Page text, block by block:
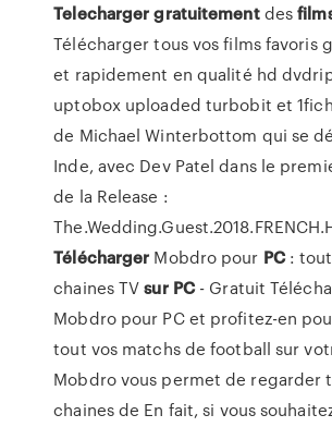
Telecharger gratuitementdes
Télécharger tous vos films favoris
et rapidement en qualité hd
uptobox uploaded turbobit et
de Michael Winterbottom qui se
Inde, avec Dev Patel dans le
de la Release :
Télécharger Mobdro pour PC:
chaines TVsur PC- Gratuit
Mobdro pour PC et profitez-en
tout vos matchs de football sur
Mobdro vous permet de regarder
chaines de En fait, si vous